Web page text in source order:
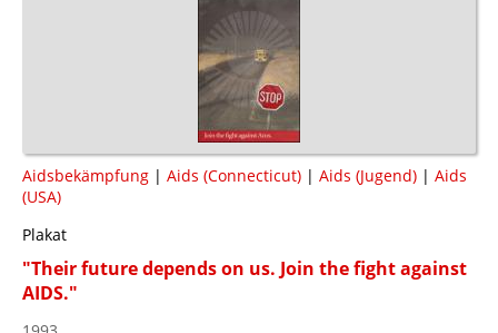
Aidsbekämpfung | Aids (Connecticut) | Aids (Jugend) | Aids
(USA)
Plakat
"Their future depends on us. Join the fight against
AIDS."